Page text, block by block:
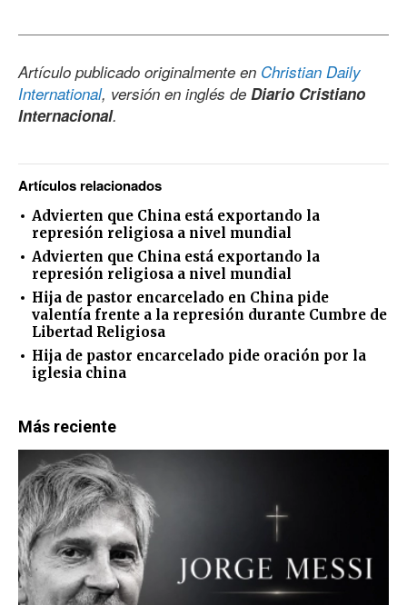
Artículo publicado originalmente en Christian Daily
International, versión en inglés de Diario Cristiano
Internacional.
Artículos relacionados
Advierten que China está exportando la
represión religiosa a nivel mundial
Advierten que China está exportando la
represión religiosa a nivel mundial
Hija de pastor encarcelado en China pide
valentía frente a la represión durante Cumbre de
Libertad Religiosa
Hija de pastor encarcelado pide oración por la
iglesia china
Más reciente